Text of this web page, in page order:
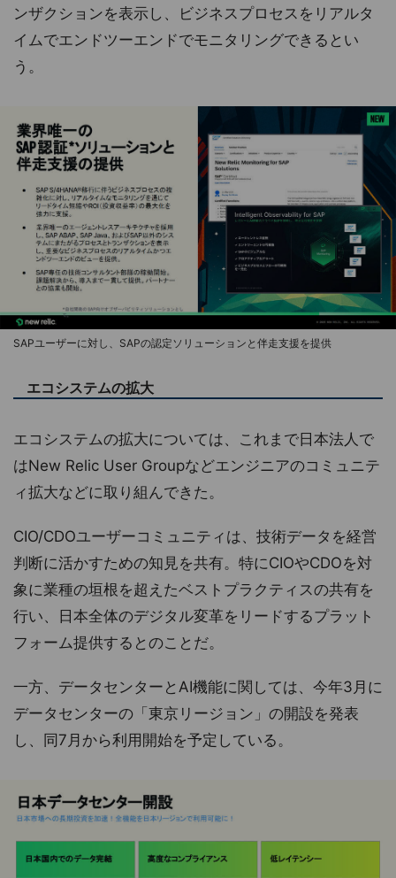
ンザクションを表示し、ビジネスプロセスをリアルタ
イムでエンドツーエンドでモニタリングできるとい
う。
SAPユーザーに対し、SAPの認定ソリューションと伴走支援を提供
エコシステムの拡大
エコシステムの拡大については、これまで日本法人で
はNew Relic User Groupなどエンジニアのコミュニテ
ィ拡大などに取り組んできた。
CIO/CDOユーザーコミュニティは、技術データを経営
判断に活かすための知見を共有。特にCIOやCDOを対
象に業種の垣根を超えたベストプラクティスの共有を
行い、日本全体のデジタル変革をリードするプラット
フォーム提供するとのことだ。
一方、データセンターとAI機能に関しては、今年3月に
データセンターの「東京リージョン」の開設を発表
し、同7月から利用開始を予定している。